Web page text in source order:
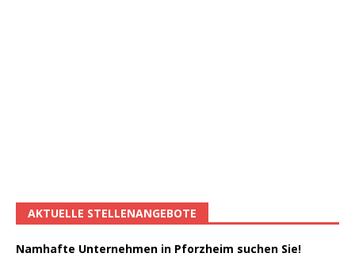
AKTUELLE STELLENANGEBOTE
Namhafte Unternehmen in Pforzheim suchen Sie!